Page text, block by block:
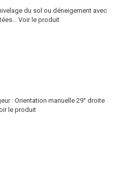
du sol ou déneigement avec
Voir le produit
: Orientation manuelle 29° droite
le produit